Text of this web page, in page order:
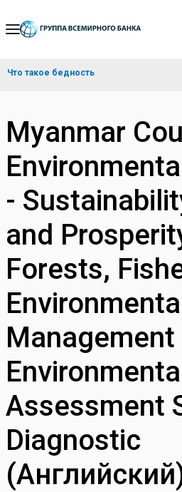
Skip
Navigation
Что такое бедность
Myanmar
-
and
Forests,
Environmental
Management
Assessment
Diagnostic